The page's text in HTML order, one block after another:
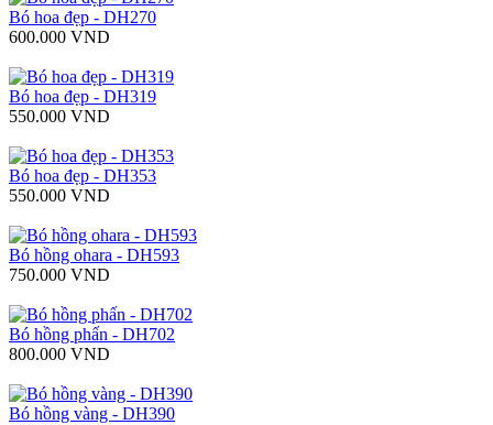
Bó hoa đẹp - DH270
600.000 VND
Bó hoa đẹp - DH319
550.000 VND
Bó hoa đẹp - DH353
550.000 VND
Bó hồng ohara - DH593
750.000 VND
Bó hồng phấn - DH702
800.000 VND
Bó hồng vàng - DH390